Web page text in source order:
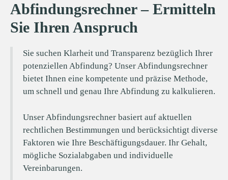
Abfindungsrechner – Ermitteln
Sie Ihren Anspruch
Sie suchen Klarheit und Transparenz bezüglich Ihrer
potenziellen Abfindung? Unser Abfindungsrechner
bietet Ihnen eine kompetente und präzise Methode,
um schnell und genau Ihre Abfindung zu kalkulieren.
Unser Abfindungsrechner basiert auf aktuellen
rechtlichen Bestimmungen und berücksichtigt diverse
Faktoren wie Ihre Beschäftigungsdauer. Ihr Gehalt,
mögliche Sozialabgaben und individuelle
Vereinbarungen.